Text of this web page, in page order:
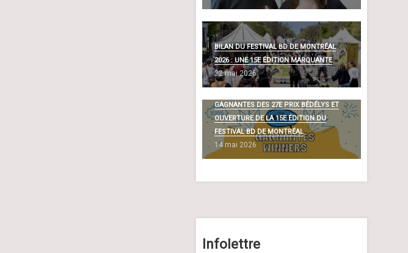
BILAN DU FESTIVAL BD DE MONTRÉAL
2026 : UNE 15E ÉDITION MARQUANTE
22 mai 2026
GAGNANTES DES 27E PRIX BÉDÉLYS ET
OUVERTURE DE LA 15E ÉDITION DU
FESTIVAL BD DE MONTRÉAL
14 mai 2026
Infolettre